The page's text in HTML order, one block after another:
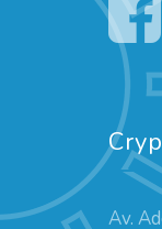
Av.